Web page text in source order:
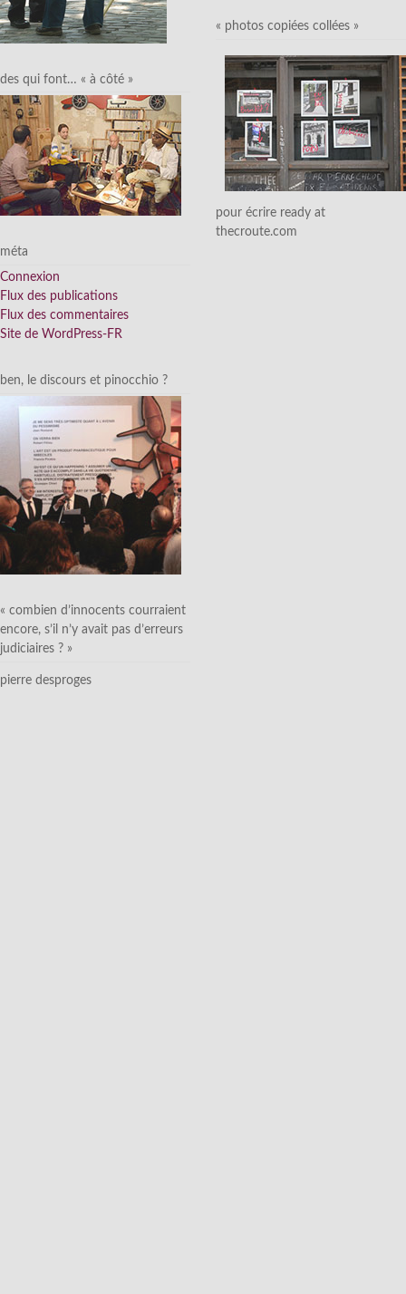
des qui font… « à côté »
méta
Connexion
Flux des publications
Flux des commentaires
Site de WordPress-FR
ben, le discours et pinocchio ?
« combien d’innocents courraient
encore, s’il n’y avait pas d’erreurs
judiciaires ? »
pierre desproges
« photos copiées collées »
pour écrire ready at
thecroute.com